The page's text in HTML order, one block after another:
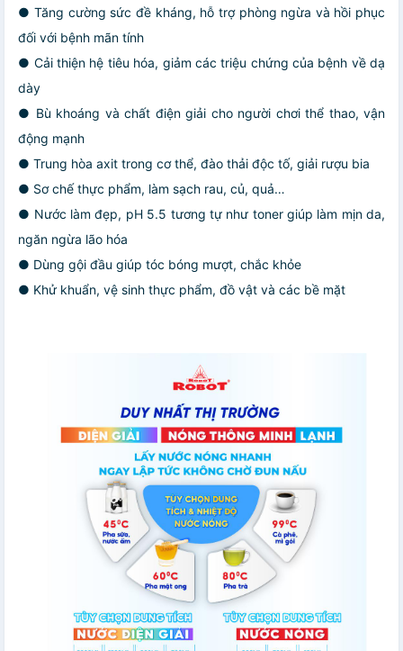
● Tăng cường sức đề kháng, hỗ trợ phòng ngừa và hồi phục
đối với bệnh mãn tính
● Cải thiện hệ tiêu hóa, giảm các triệu chứng của bệnh về dạ
dày
● Bù khoáng và chất điện giải cho người chơi thể thao, vận
động mạnh
● Trung hòa axit trong cơ thể, đào thải độc tố, giải rượu bia
● Sơ chế thực phẩm, làm sạch rau, củ, quả…
● Nước làm đẹp, pH 5.5 tương tự như toner giúp làm mịn da,
ngăn ngừa lão hóa
● Dùng gội đầu giúp tóc bóng mượt, chắc khỏe
● Khử khuẩn, vệ sinh thực phẩm, đồ vật và các bề mặt